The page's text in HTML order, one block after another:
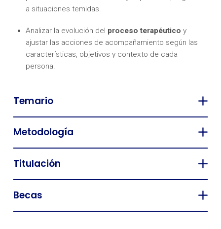
a situaciones temidas.
Analizar la evolución del proceso terapéutico y
ajustar las acciones de acompañamiento según las
características, objetivos y contexto de cada
persona.
Temario
Metodología
Titulación
Becas